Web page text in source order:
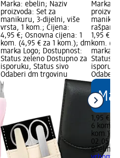
Marka: ebelin; Naziv
proizvoda: Set za
manikuru, 3-dijelni, više
vrsta, 1 kom.; Cijena:
4,95 €; Osnovna cijena: 1
kom. (4,95 € za 1 kom.); dm
marka Logo; Dostupnost:
Status zeleno Dostupno za
isporuku, Status sivo
Odaberi dm trgovinu
Marka:
1,95 €;
kom.
marka
Status
Odaberi
1,95 €
6 kom.
kom.)
ebelin